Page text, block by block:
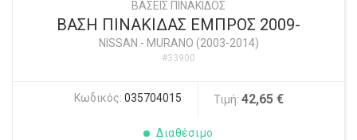
ΒΑΣΕΙΣ ΠΙΝΑΚΙΔΟΣ
ΒΑΣΗ ΠΙΝΑΚΙΔΑΣ ΕΜΠΡΟΣ 2009-
NISSAN - MURANO (2003-2014)
#33900
Κωδικός: 035704015 Τιμή: 42,65 €
Διαθέσιμο